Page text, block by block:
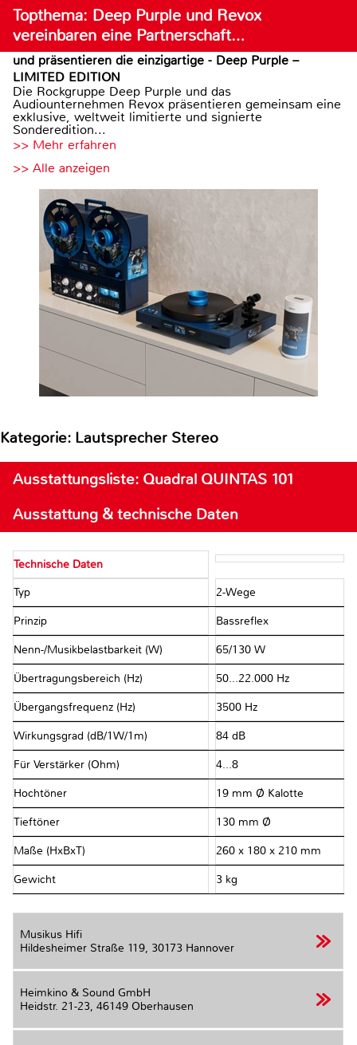
Topthema: Deep Purple und Revox
vereinbaren eine Partnerschaft…
und präsentieren die einzigartige - Deep Purple –
LIMITED EDITION
Die Rockgruppe Deep Purple und das
Audiounternehmen Revox präsentieren gemeinsam eine
exklusive, weltweit limitierte und signierte
Sonderedition...
>> Mehr erfahren
>> Alle anzeigen
Kategorie: Lautsprecher Stereo
Ausstattungsliste: Quadral QUINTAS 101
Ausstattung & technische Daten
Technische Daten
Typ 2-Wege
Prinzip Bassreflex
Nenn-/Musikbelastbarkeit (W) 65/130 W
Übertragungsbereich (Hz) 50...22.000 Hz
Übergangsfrequenz (Hz) 3500 Hz
Wirkungsgrad (dB/1W/1m) 84 dB
Für Verstärker (Ohm) 4...8
Hochtöner 19 mm Ø Kalotte
Tieftöner 130 mm Ø
Maße (HxBxT) 260 x 180 x 210 mm
Gewicht 3 kg
Musikus Hifi
Hildesheimer Straße 119, 30173 Hannover
Heimkino & Sound GmbH
Heidstr. 21-23, 46149 Oberhausen